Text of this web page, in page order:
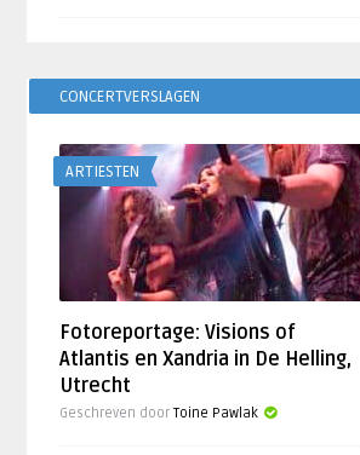
CONCERTVERSLAGEN
ARTIESTEN
Fotoreportage: Visions of
Atlantis en Xandria in De Helling,
Utrecht
Geschreven doorToine Pawlak